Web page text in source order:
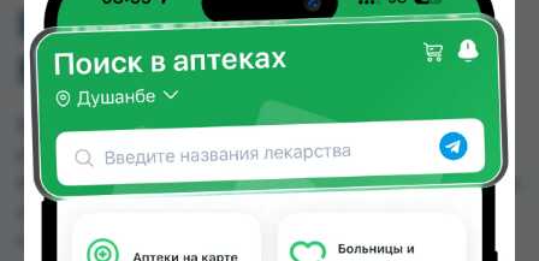
BELLA NOVA CLASSIC
MAXI 10+5
BELLA NOVA CLASSIC MAXI 10+5 можно купить
или заказать в аптеках, Аслфарм №1, Аслфарм
№3, Аслфарм №6, Нишон №1, Нишон №3 по цене
городах Таджикистана